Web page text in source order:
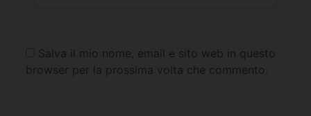
Salva il mio nome, email e sito web in questo
browser per la prossima volta che commento.